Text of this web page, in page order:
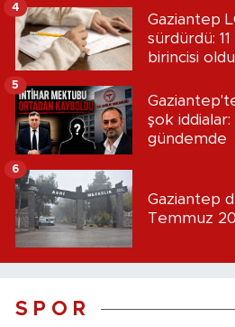
Gaziantep
sürdürdü:
birincisi oldu
4
şok iddialar:
gündemde
5
Gaziantep
Temmuz
6
S P O R